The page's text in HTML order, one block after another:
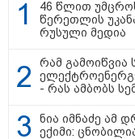
08:44 / 06-08-2026
"მიტროპოლიტი
ერთად
გარდაცვლილის
აღავლინა" -
46 წლით
წერეთლის
რუსული მედია
რამ
- რას ამბობს
ნია იმნაძე ამ
ექიმი: